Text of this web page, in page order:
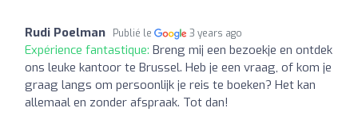
Rudi Poelman Publié le 3 years ago
Expérience fantastique: Breng mij een bezoekje en ontdek
ons leuke kantoor te Brussel. Heb je een vraag, of kom je
graag langs om persoonlijk je reis te boeken? Het kan
allemaal en zonder afspraak. Tot dan!